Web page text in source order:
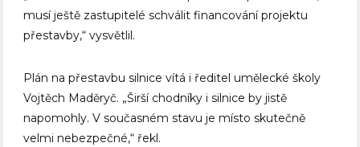
musí ještě zastupitelé schválit financování projektu
přestavby,“ vysvětlil.
Plán na přestavbu silnice vítá i ředitel umělecké školy
Vojtěch Maděryč. „Širší chodníky i silnice by jistě
napomohly. V současném stavu je místo skutečně
velmi nebezpečné,“ řekl.